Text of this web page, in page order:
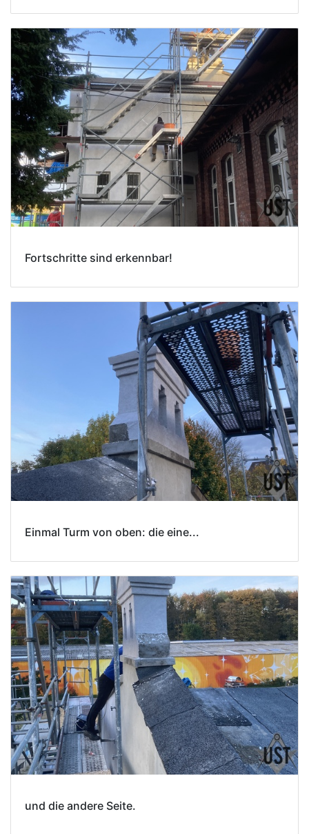
Fortschritte sind erkennbar!
Einmal Turm von oben: die eine...
und die andere Seite.